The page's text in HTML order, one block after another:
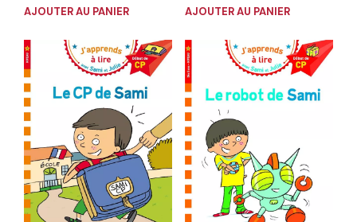
AJOUTER AU PANIER AJOUTER AU PANIER